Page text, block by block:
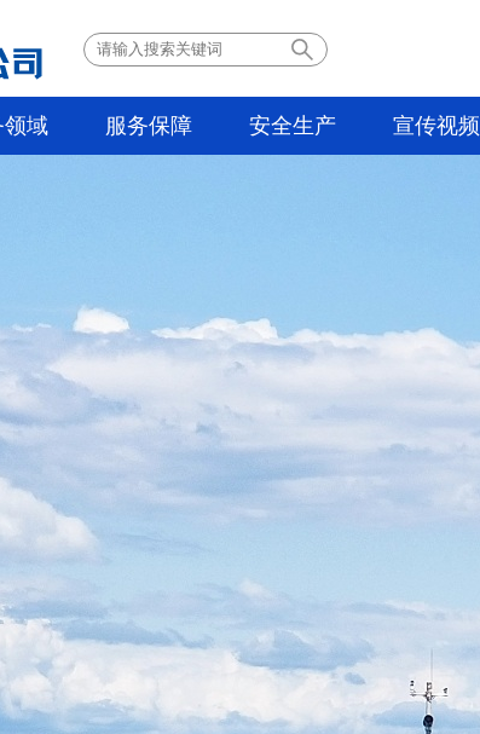
领域 服务保障 安全生产 宣传视频